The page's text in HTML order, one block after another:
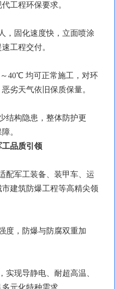
工程环保要求。
，固化速度快，立面喷涂
工程交付。
40℃ 均可正常施工，对环
劣天气依旧保质保量。
结构隐患，整体防护更
。
工品质引领
配军工装备、装甲车、运
建筑防爆工程等高精尖领
度，防爆与防腐双重加
实现导静电、耐超高温、